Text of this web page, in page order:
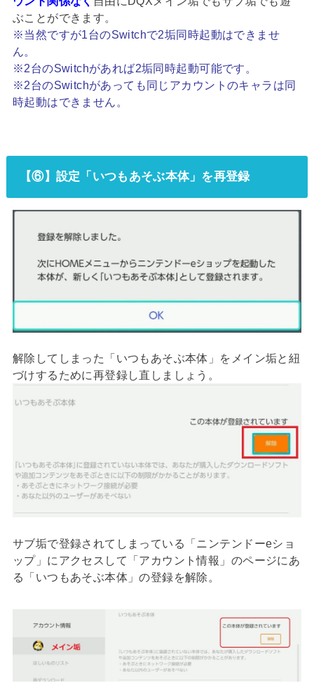
ぶことができます。
※当然ですが1台のSwitchで2垢同時起動はできませ
ん。
※2台のSwitchがあれば2垢同時起動可能です。
※2台のSwitchがあっても同じアカウントのキャラは同
時起動はできません。
【⑥】設定「いつもあそぶ本体」を再登録
解除してしまった「いつもあそぶ本体」をメイン垢と紐
づけするために再登録し直しましょう。
サブ垢で登録されてしまっている「ニンテンドーeショ
ップ」にアクセスして「アカウント情報」のページにあ
る「いつもあそぶ本体」の登録を解除。